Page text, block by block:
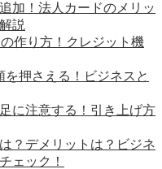
加！法人カードのメリッ
説
作り方！クレジット機
押さえる！ビジネスと
に注意する！引き上げ方
？デメリットは？ビジネ
ェック！